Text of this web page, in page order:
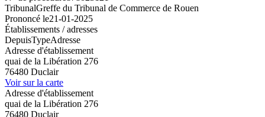
TribunalGreffe du Tribunal de Commerce de Rouen
Prononcé le21-01-2025
Établissements / adresses
DepuisTypeAdresse
Adresse d'établissement
quai de la Libération 276
76480 Duclair
Voir sur la carte
Adresse d'établissement
quai de la Libération 276
76480 Duclair